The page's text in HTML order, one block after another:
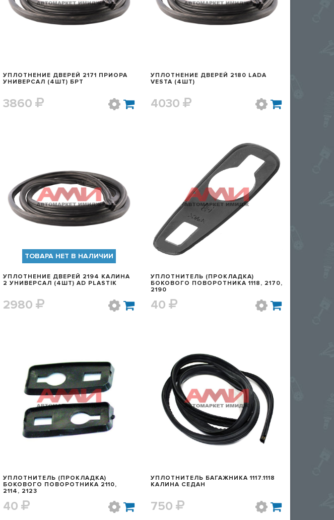
УПЛОТНЕНИЕ ДВЕРЕЙ 2171 ПРИОРА
УНИВЕРСАЛ (4ШТ) БРТ
3860
УПЛОТНЕНИЕ ДВЕРЕЙ 2180 LADA
VESTA (4ШТ)
4030
БЫСТРЫЙ ПРОСМОТР
ТОВАРА НЕТ В НАЛИЧИИ
УПЛОТНЕНИЕ ДВЕРЕЙ 2194 КАЛИНА
2 УНИВЕРСАЛ (4ШТ) AD PLASTIK
2980
БЫСТРЫЙ ПРОСМОТР
УПЛОТНИТЕЛЬ (ПРОКЛАДКА)
БОКОВОГО ПОВОРОТНИКА 1118, 2170,
2190
40
БЫСТРЫЙ ПРОСМОТР
УПЛОТНИТЕЛЬ (ПРОКЛАДКА)
БОКОВОГО ПОВОРОТНИКА 2110,
2114, 2123
40
БЫСТРЫЙ ПРОСМОТР
УПЛОТНИТЕЛЬ БАГАЖНИКА 1117.1118
КАЛИНА СЕДАН
750